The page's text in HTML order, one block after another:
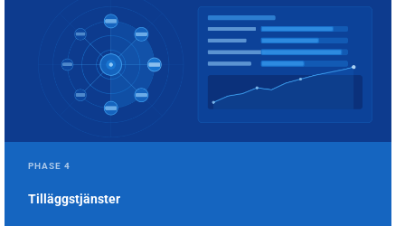
PHASE 4
Tilläggstjänster